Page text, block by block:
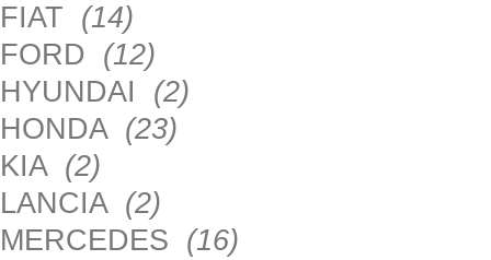
FIAT (14)
FORD (12)
HYUNDAI (2)
HONDA (23)
KIA (2)
LANCIA (2)
MERCEDES (16)